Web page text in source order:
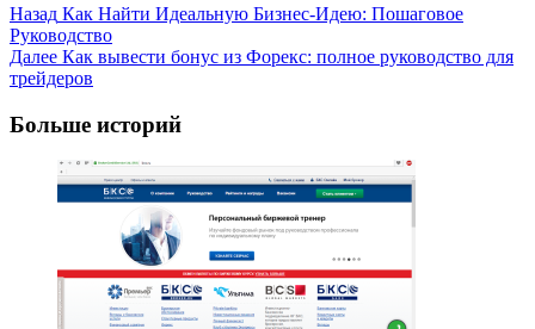
Post
Navigation
Назад Как Найти Идеальную Бизнес-Идею: Пошаговое
Руководство
Далее Как вывести бонус из Форекс: полное руководство для
трейдеров
Больше историй